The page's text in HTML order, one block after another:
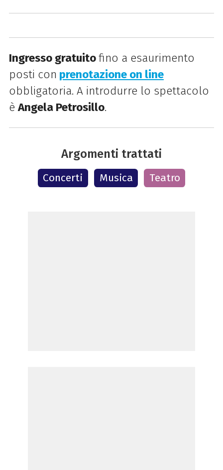
Ingresso gratuitofino a esaurimento
posti con prenotazione on line
obbligatoria. A introdurre lo spettacolo
èAngela Petrosillo.
Argomenti trattati
Concerti Musica Teatro